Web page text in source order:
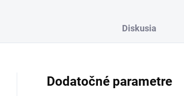
Diskusia
Dodatočné parametre